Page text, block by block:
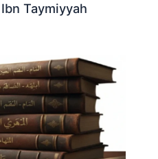
Ibn Taymiyyah